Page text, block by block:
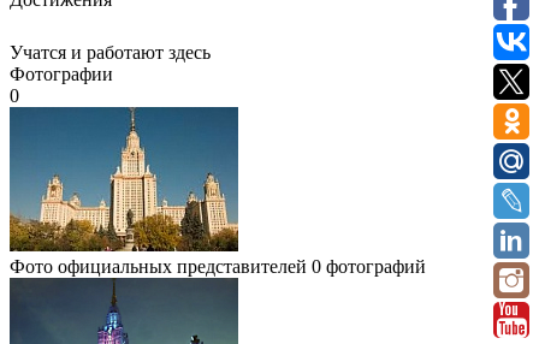
Учатся и работают здесь
Фотографии
0
Фото официальных представителей 0 фотографий